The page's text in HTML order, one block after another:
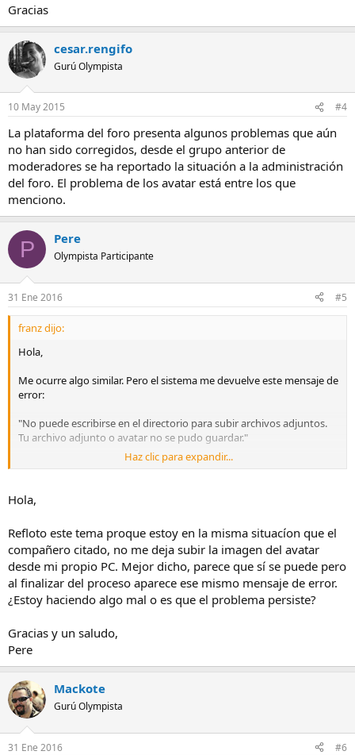
Gracias
cesar.rengifo
Gurú Olympista
10 May 2015 #4
La plataforma del foro presenta algunos problemas que aún
no han sido corregidos, desde el grupo anterior de
moderadores se ha reportado la situación a la administración
del foro. El problema de los avatar está entre los que
menciono.
P Pere
Olympista Participante
31 Ene 2016 #5
franz dijo:
Hola,
Me ocurre algo similar. Pero el sistema me devuelve este mensaje de
error:
"No puede escribirse en el directorio para subir archivos adjuntos.
Tu archivo adjunto o avatar no se pudo guardar."
Gracias
Haz clic para expandir...
Hola,
Refloto este tema proque estoy en la misma situacíon que el
compañero citado, no me deja subir la imagen del avatar
desde mi propio PC. Mejor dicho, parece que sí se puede pero
al finalizar del proceso aparece ese mismo mensaje de error.
¿Estoy haciendo algo mal o es que el problema persiste?
Gracias y un saludo,
Pere
Mackote
Gurú Olympista
31 Ene 2016 #6